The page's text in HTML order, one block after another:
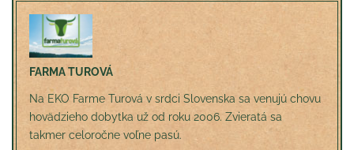
FARMA TUROVÁ
Na EKO Farme Turová v srdci Slovenska sa venujú chovu
hovädzieho dobytka už od roku 2006. Zvieratá sa
takmer celoročne voľne pasú.